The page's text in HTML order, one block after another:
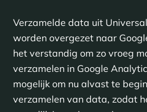
Verzamelde data uit
worden overgezet naar
het verstandig om zo vroeg
verzamelen in Google
mogelijk om nu alvast te
verzamelen van data, zodat